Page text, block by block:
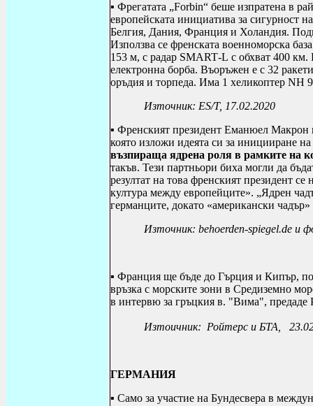
▪ Фрегатата „Forbin“ беше изпратена в
европейската инициатива за сигурност
Белгия, Дания, Франция и Холандия.
Използва се френската военноморска
153 м, с радар SMART-L с обхват 400 км.
електронна борба. Въоръжен е с 32
оръдия и торпеда. Има 1 хеликоптер NH
Източник: ES/Т, 17.02.2020
▪ Френският президент Еманюел Макрон
която изложи идеята си за иницииране
възпираща ядрена роля в рамките на
такъв. Тези партньори биха могли да
резултат на това френският президент
култура между европейците». „Ядрен
германците, докато «американски
Източник: behoerden-spiegel.de и
▪ Франция ще бъде до Гърция и Кипър,
връзка с морските зони в Средиземно
в интервю за гръцкия в. "Вима", предаде
Изтоичник: Ройтерс и БТА,
ГЕРМАНИЯ
▪ Само за участие на Бундесвера в